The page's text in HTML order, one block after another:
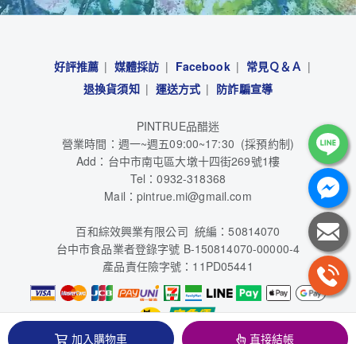
加入購物車 直接結帳
好評推薦 媒體採訪 Facebook
常見Ｑ＆Ａ
退換貨須知
運送方式 防詐騙宣導
PINTRUE品醋迷
營業時間：週一~週五09:00~17:30 (採預約制)
Add：台中市南屯區大墩十四街269號1樓
Tel：0932-318368
Mail：pintrue.mi@gmail.com
百和綜效興業有限公司 統編：50814070
台中市食品業者登錄字號 B-150814070-00000-4
產品責任險字號：11PD05441